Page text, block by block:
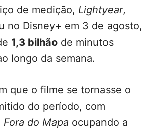
de medição, Lightyear,
no Disney+ em 3 de agosto,
1,3 bilhão de minutos
longo da semana.
que o filme se tornasse o
do período, com
do Mapa ocupando a